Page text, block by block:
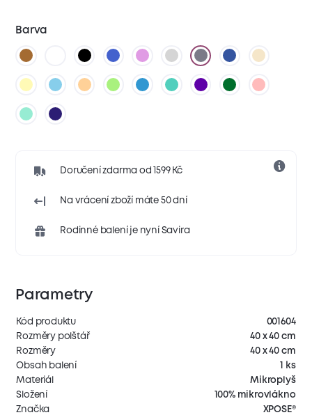
Barva
Doručení zdarma od 1599 Kč
Na vrácení zboží máte 50 dní
Rodinné balení je nyní Savira
Parametry
Kód produktu
001604
Rozměry polštář
40 x 40 cm
Rozměry
40 x 40 cm
Obsah balení
1 ks
Materiál
Mikroplyš
Složení
100% mikrovlákno
Značka
XPOSE®